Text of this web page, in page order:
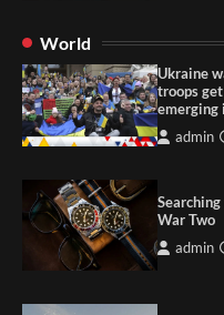
World
Ukraine
troops get
emerging
admin
War Two
admin